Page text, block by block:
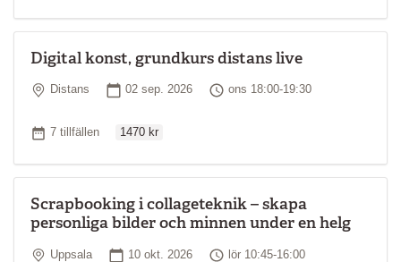
Digital konst, grundkurs distans live
Plats
Distans Startdatum
02 sep. 2026 Tid
ons 18:00-19:30
Antal tillfällen
7 tillfällen 1470 kr
Scrapbooking i collageteknik – skapa
personliga bilder och minnen under en helg
Plats
Uppsala Startdatum
10 okt. 2026 Tid
lör 10:45-16:00